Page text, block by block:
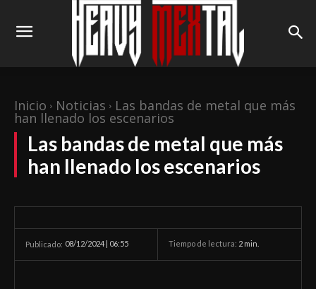
Inicio Noticias Las bandas de metal que más
han llenado los escenarios
Las bandas de metal que más
han llenado los escenarios
Publicado: 08/12/2024 | 06:55 Tiempo de lectura: 2 min.